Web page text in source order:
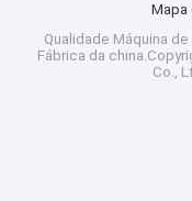
Mapa
Qualidade Máquina
Fábrica da
Co.,